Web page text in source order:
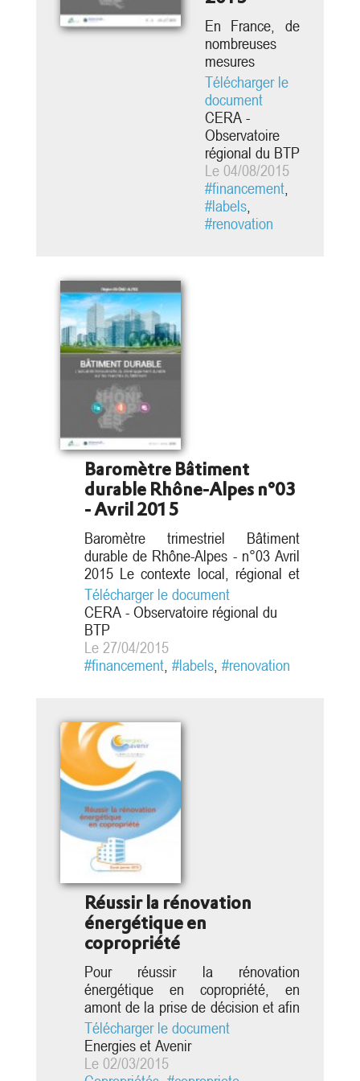
En France, de
nombreuses
mesures
financières
incitatives ont
été mises en
place ou
ajustées ces
dernières
années par les
pouvoirs publics
dans le but
simplification
(fixation d'un
taux unique de
obligation de...
Télécharger le
document
CERA -
Observatoire
régional du BTP
Le 04/08/2015
#financement,
#labels,
#renovation
Baromètre Bâtiment
durable Rhône-Alpes n°03
- Avril 2015
Baromètre trimestriel Bâtiment
durable de Rhône-Alpes - n°03 Avril
2015 Le contexte local, régional et
national est dense en matière de
bâtiment durable et de rénovation
énergétique avec le Plan de
Rénovation énergétique de l’Habitat
(PREH), le Schéma Régional Climat
régional, le Projet de loi pour la
Transition...
-
Télécharger le document
CERA - Observatoire régional du
BTP
Le 27/04/2015
#financement, #labels, #renovation
Réussir la rénovation
énergétique en
copropriété
Pour réussir la rénovation
énergétique en copropriété, en
amont de la prise de décision et afin
de fiabiliser cette dernière, il est en
premier lieu indispensable de
respecter plusieurs étapes : Faire
Télécharger le document
Energies et Avenir
Le 02/03/2015